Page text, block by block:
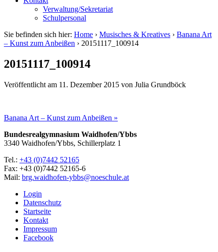
Verwaltung/Sekretariat
Schulpersonal
Sie befinden sich hier: Home › Musisches & Kreatives › Banana Art
– Kunst zum Anbeißen › 20151117_100914
20151117_100914
Veröffentlicht am 11. Dezember 2015 von Julia Grundböck
Banana Art – Kunst zum Anbeißen »
Bundesrealgymnasium Waidhofen/Ybbs
3340 Waidhofen/Ybbs, Schillerplatz 1
Tel.: +43 (0)7442 52165
Fax: +43 (0)7442 52165-6
Mail: brg.waidhofen-ybbs@noeschule.at
Login
Datenschutz
Startseite
Kontakt
Impressum
Facebook